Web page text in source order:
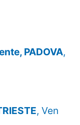
PADOVA,
, Ven